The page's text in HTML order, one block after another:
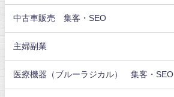
中古車販売 集客・SEO
主婦副業
医療機器（ブルーラジカル） 集客・SEO